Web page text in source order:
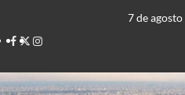
contenido
7 de
Facebook
TwitterInstagram